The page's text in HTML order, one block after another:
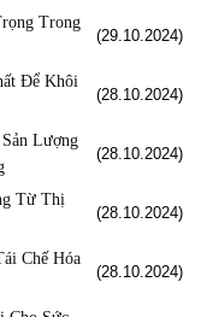
Trong
(29.10.2024)
Để Khôi
(28.10.2024)
Lượng
(28.10.2024)
Từ Thị
(28.10.2024)
Chế Hóa
(28.10.2024)